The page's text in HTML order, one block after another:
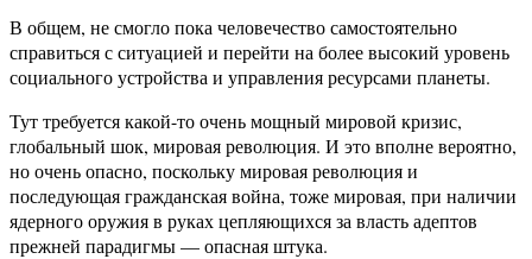
В общем, не смогло пока человечество самостоятельно
справиться с ситуацией и перейти на более высокий уровень
социального устройства и управления ресурсами планеты.
Тут требуется какой-то очень мощный мировой кризис,
глобальный шок, мировая революция. И это вполне вероятно,
но очень опасно, поскольку мировая революция и
последующая гражданская война, тоже мировая, при наличии
ядерного оружия в руках цепляющихся за власть адептов
прежней парадигмы — опасная штука.